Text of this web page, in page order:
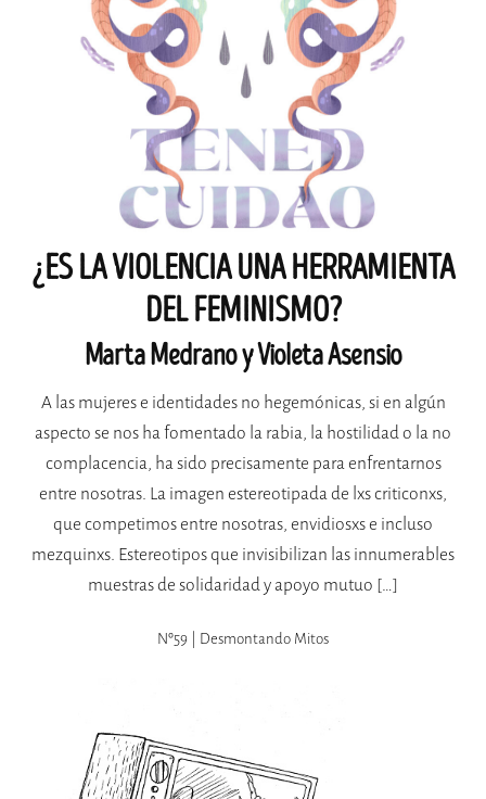
¿ES LA VIOLENCIA UNA HERRAMIENTA
DEL FEMINISMO?
Marta Medrano y Violeta Asensio
A las mujeres e identidades no hegemónicas, si en algún
aspecto se nos ha fomentado la rabia, la hostilidad o la no
complacencia, ha sido precisamente para enfrentarnos
entre nosotras. La imagen estereotipada de lxs criticonxs,
que competimos entre nosotras, envidiosxs e incluso
mezquinxs. Estereotipos que invisibilizan las innumerables
muestras de solidaridad y apoyo mutuo […]
Nº59 | Desmontando Mitos